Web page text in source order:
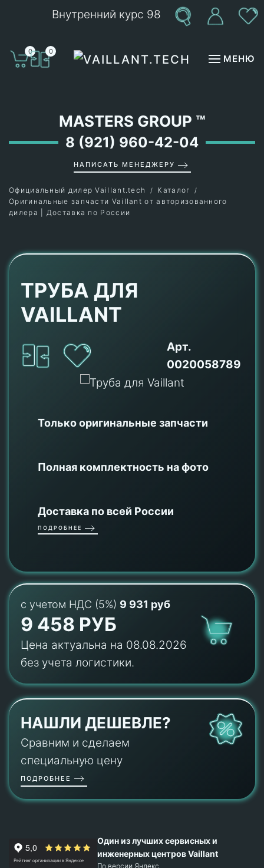
Внутренний курс 98
0 0
МЕНЮ
MASTERS GROUP ™
8 (921) 960-42-04
НАПИСАТЬ МЕНЕДЖЕРУ
Официальный дилер Vaillant.tech
Каталог
Оригинальные запчасти Vaillant от авторизованного
дилера | Доставка по России
ТРУБА ДЛЯ
VAILLANT
Арт.
0020058789
Только оригинальные запчасти
Полная комплектность на фото
Доставка по всей России
ПОДРОБНЕЕ
с учетом НДС (5%) 9 931 руб
9 458 РУБ
Цена актуальна на 08.08.2026
без учета логистики.
НАШЛИ ДЕШЕВЛЕ?
Сравним и сделаем
специальную цену
ПОДРОБНЕЕ
Один из лучших сервисных и
инженерных центров Vaillant
По версии Яндекс